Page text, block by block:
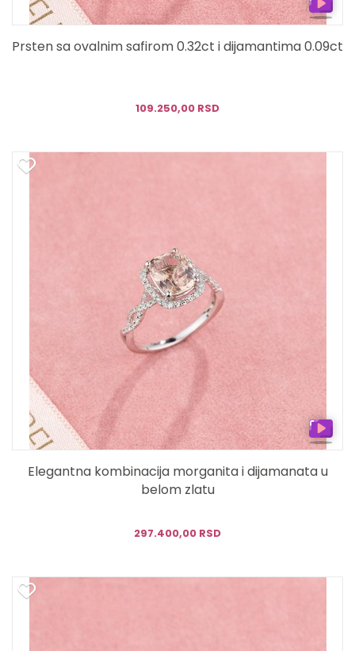
Prsten sa ovalnim safirom 0.32ct i dijamantima 0.09ct
109.250,00 RSD
Elegantna kombinacija morganita i dijamanata u
belom zlatu
297.400,00 RSD